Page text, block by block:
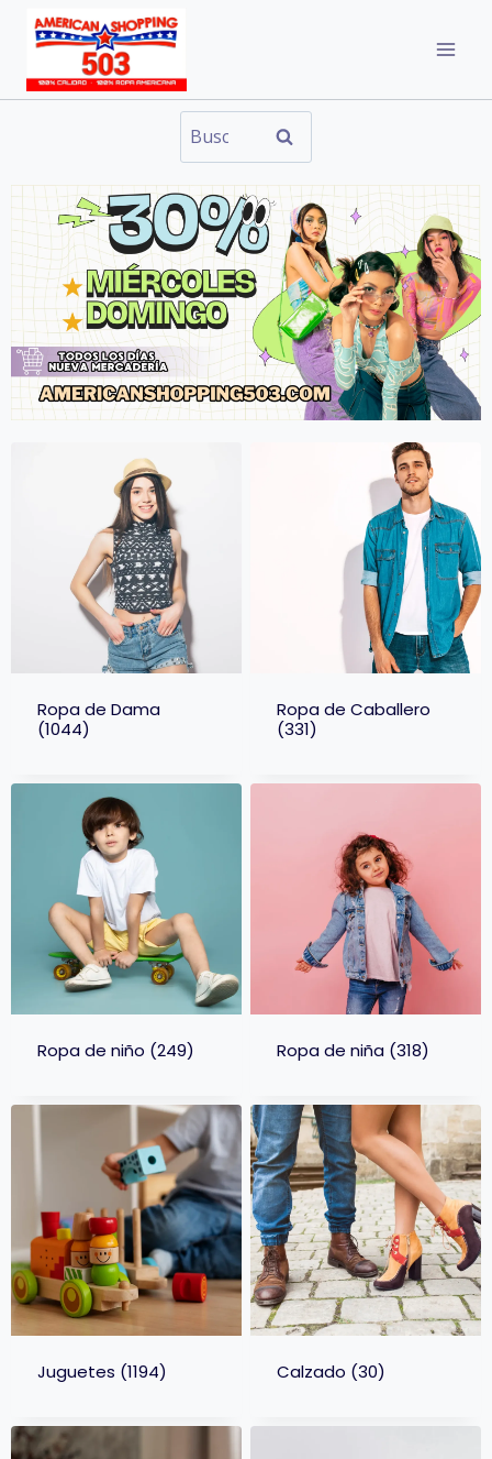
Ropa de Dama
(1044)
Ropa de Caballero
(331)
Ropa de niño (249) Ropa de niña (318)
Juguetes (1194) Calzado (30)